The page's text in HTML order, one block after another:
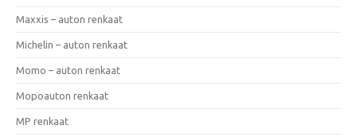
Maxxis – auton renkaat
Michelin – auton renkaat
Momo – auton renkaat
Mopoauton renkaat
MP renkaat